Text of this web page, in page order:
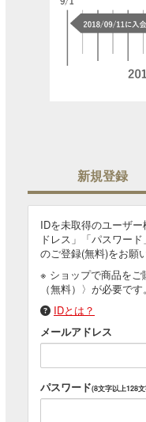
新規登録
IDを未取得のユーザ
ドレス」「パスワー
のご登録(無料)をお願
※ ショップで商品を
（無料）〉が必要です。
IDとは？
メールアドレス
パスワード(8文字以上128